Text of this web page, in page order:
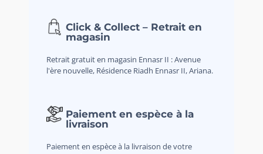
Click & Collect – Retrait en
magasin
Retrait gratuit en magasin Ennasr II : Avenue
l'ère nouvelle, Résidence Riadh Ennasr II, Ariana.
Paiement en espèce à la
livraison
Paiement en espèce à la livraison de votre